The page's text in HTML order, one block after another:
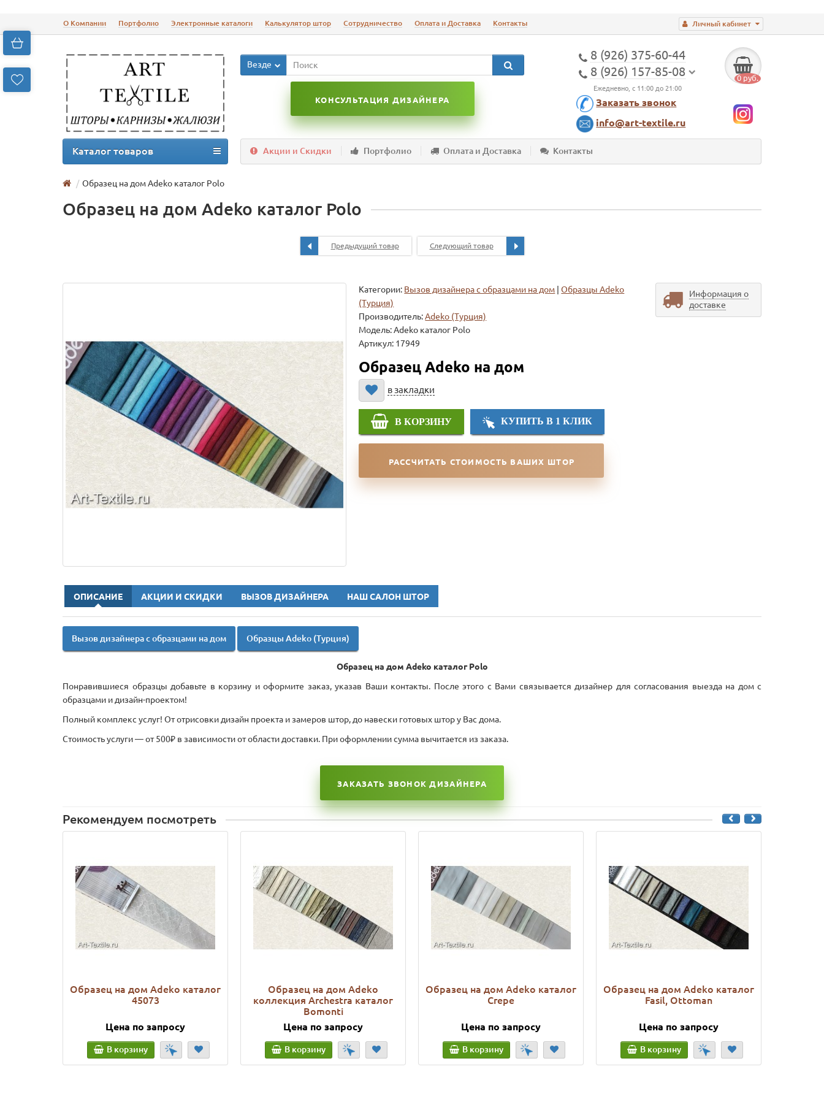
Личный кабинет
О Компании Портфолио Электронные каталоги Калькулятор штор Сотрудничество Оплата и Доставка Контакты
8 (926) 375-60-44
8 (926) 157-85-08
Ежедневно, с 11:00 до 21:00
Заказать звонок
info@art-textile.ru
0 руб.
Везде
КОНСУЛЬТАЦИЯ ДИЗАЙНЕРА
Акции и Скидки Портфолио Оплата и Доставка Контакты
Каталог товаров
Образец на дом Adeko каталог Polo
Образец на дом Adeko каталог Polo
Предыдущий товар Следующий товар
Категории: Вызов дизайнера с образцами на дом |Образцы Adeko
(Турция)
Производитель:Adeko (Турция)
Модель:Adeko каталог Polo
Артикул: 17949
Образец Adeko на дом
в закладки
В КОРЗИНУ КУПИТЬ В 1 КЛИК
РАССЧИТАТЬ СТОИМОСТЬ ВАШИХ ШТОР
Информация о
доставке
ОПИСАНИЕ АКЦИИ И СКИДКИ ВЫЗОВ ДИЗАЙНЕРА НАШ САЛОН ШТОР
Вызов дизайнера с образцами на дом Образцы Adeko (Турция)
Образец на дом Adeko каталогPolo
Понравившиеся образцы добавьте в корзину и оформите заказ, указав Ваши контакты. После этого с Вами связывается дизайнер для согласования выезда на дом с
образцами и дизайн-проектом!
Полный комплекс услуг! От отрисовки дизайн проекта и замеров штор, до навески готовых штор у Вас дома.
Стоимость услуги — от 500₽ в зависимости от области доставки. При оформлении сумма вычитается из заказа.
ЗАКАЗАТЬ ЗВОНОК ДИЗАЙНЕРА
Рекомендуем посмотреть
Образец на дом Adeko каталог
45073
Цена по запросу
В корзину
Образец на дом Adeko
коллекция Archestra каталог
Bomonti
Цена по запросу
В корзину
Образец на дом Adeko каталог
Crepe
Цена по запросу
В корзину
Образец на дом Adeko каталог
Fasil, Ottoman
Цена по запросу
В корзину